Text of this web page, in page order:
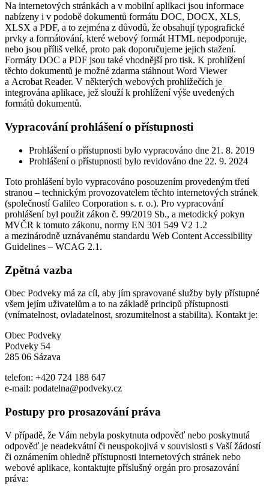
Na internetových stránkách a v mobilní aplikaci jsou informace
nabízeny i v podobě dokumentů formátu DOC, DOCX, XLS,
XLSX a PDF, a to zejména z důvodů, že obsahují typografické
prvky a formátování, které webový formát HTML nepodporuje,
nebo jsou příliš velké, proto pak doporučujeme jejich stažení.
Formáty DOC a PDF jsou také vhodnější pro tisk. K prohlížení
těchto dokumentů je možné zdarma stáhnout Word Viewer
a Acrobat Reader. V některých webových prohlížečích je
integrována aplikace, jež slouží k prohlížení výše uvedených
formátů dokumentů.
Vypracování prohlášení o přístupnosti
Prohlášení o přístupnosti bylo vypracováno dne 21. 8. 2019
Prohlášení o přístupnosti bylo revidováno dne 22. 9. 2024
Toto prohlášení bylo vypracováno posouzením provedeným třetí
stranou – technickým provozovatelem těchto internetových stránek
(společností Galileo Corporation s. r. o.). Pro vypracování
prohlášení byl použit zákon č. 99/2019 Sb., a metodický pokyn
MVČR k tomuto zákonu, normy EN 301 549 V2 1.2
a mezinárodně uznávanému standardu Web Content Accessibility
Guidelines – WCAG 2.1.
Zpětná vazba
Obec Podveky má za cíl, aby jím spravované služby byly přístupné
všem jejím uživatelům a to na základě principů přístupnosti
(vnímatelnost, ovladatelnost, srozumitelnost a stabilita). Kontakt je:
Obec Podveky
Podveky 54
285 06 Sázava
telefon: +420 724 188 647
e-mail: podatelna@podveky.cz
Postupy pro prosazování práva
V případě, že Vám nebyla poskytnuta odpověď nebo poskytnutá
odpověď je neadekvátní či neuspokojivá v souvislosti s Vaší žádostí
či oznámením ohledně přístupnosti internetových stránek nebo
webové aplikace, kontaktujte příslušný orgán pro prosazování
práva: